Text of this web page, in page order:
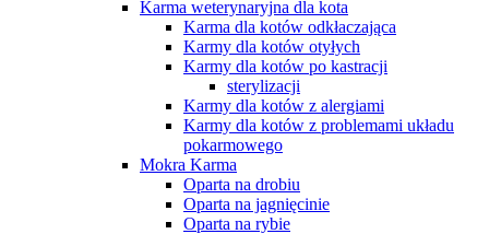
Karma weterynaryjna dla kota
Karma dla kotów odkłaczająca
Karmy dla kotów otyłych
Karmy dla kotów po kastracji
sterylizacji
Karmy dla kotów z alergiami
Karmy dla kotów z problemami układu
pokarmowego
Mokra Karma
Oparta na drobiu
Oparta na jagnięcinie
Oparta na rybie